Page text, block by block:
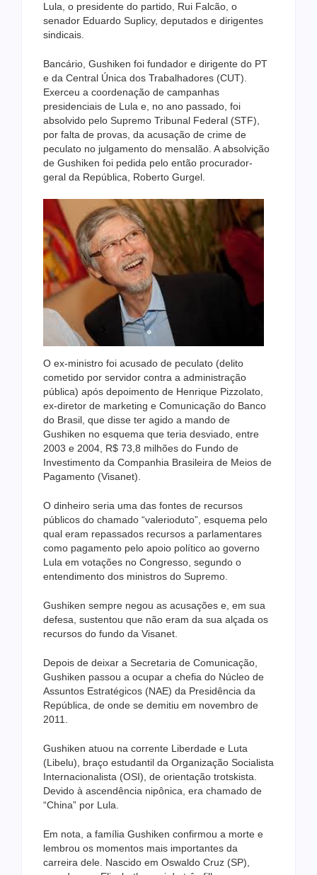
Lula, o presidente do partido, Rui Falcão, o
senador Eduardo Suplicy, deputados e dirigentes
sindicais.
Bancário, Gushiken foi fundador e dirigente do PT
e da Central Única dos Trabalhadores (CUT).
Exerceu a coordenação de campanhas
presidenciais de Lula e, no ano passado, foi
absolvido pelo Supremo Tribunal Federal (STF),
por falta de provas, da acusação de crime de
peculato no julgamento do mensalão. A absolvição
de Gushiken foi pedida pelo então procurador-
geral da República, Roberto Gurgel.
O ex-ministro foi acusado de peculato (delito
cometido por servidor contra a administração
pública) após depoimento de Henrique Pizzolato,
ex-diretor de marketing e Comunicação do Banco
do Brasil, que disse ter agido a mando de
Gushiken no esquema que teria desviado, entre
2003 e 2004, R$ 73,8 milhões do Fundo de
Investimento da Companhia Brasileira de Meios de
Pagamento (Visanet).
O dinheiro seria uma das fontes de recursos
públicos do chamado “valerioduto”, esquema pelo
qual eram repassados recursos a parlamentares
como pagamento pelo apoio político ao governo
Lula em votações no Congresso, segundo o
entendimento dos ministros do Supremo.
Gushiken sempre negou as acusações e, em sua
defesa, sustentou que não eram da sua alçada os
recursos do fundo da Visanet.
Depois de deixar a Secretaria de Comunicação,
Gushiken passou a ocupar a chefia do Núcleo de
Assuntos Estratégicos (NAE) da Presidência da
República, de onde se demitiu em novembro de
2011.
Gushiken atuou na corrente Liberdade e Luta
(Libelu), braço estudantil da Organização Socialista
Internacionalista (OSI), de orientação trotskista.
Devido à ascendência nipônica, era chamado de
“China” por Lula.
Em nota, a família Gushiken confirmou a morte e
lembrou os momentos mais importantes da
carreira dele. Nascido em Oswaldo Cruz (SP),